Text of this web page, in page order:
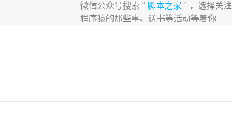
微信公众号搜索 “脚本之家 ” ，选择关注
程序猿的那些事、送书等活动等着你